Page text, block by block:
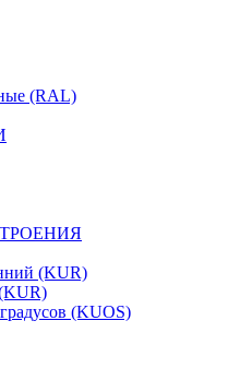
(RAL)
(KUR)
(KUOS)